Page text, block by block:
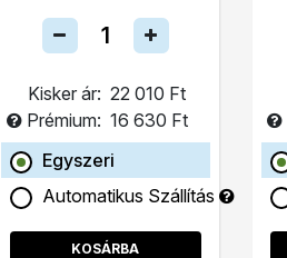
Kisker ár: 22 010 Ft
Prémium: 16 630 Ft
Egyszeri
Automatikus Szállítás
KOSÁRBA